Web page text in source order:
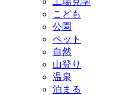
こども
公園
ペット
自然
山登り
温泉
泊まる